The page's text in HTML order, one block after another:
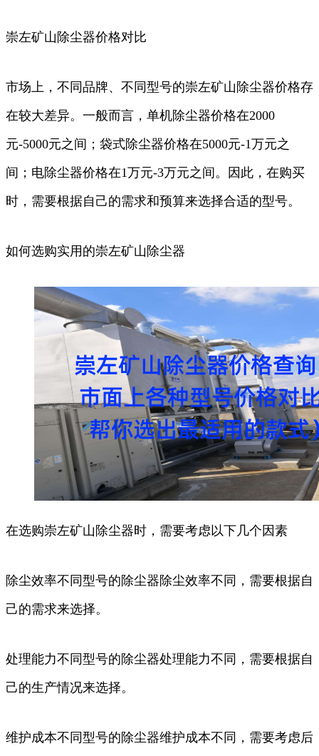
崇左矿山除尘器价格对比
市场上，不同品牌、不同型号的崇左矿山除尘器价格存
在较大差异。一般而言，单机除尘器价格在2000
元-5000元之间；袋式除尘器价格在5000元-1万元之
间；电除尘器价格在1万元-3万元之间。因此，在购买
时，需要根据自己的需求和预算来选择合适的型号。
如何选购实用的崇左矿山除尘器
在选购崇左矿山除尘器时，需要考虑以下几个因素
除尘效率不同型号的除尘器除尘效率不同，需要根据自
己的需求来选择。
处理能力不同型号的除尘器处理能力不同，需要根据自
己的生产情况来选择。
维护成本不同型号的除尘器维护成本不同，需要考虑后